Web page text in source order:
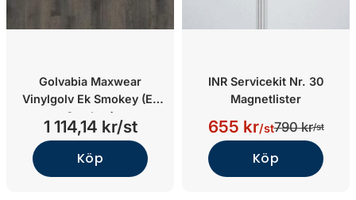
Golvabia Maxwear
Vinylgolv Ek Smokey (Ek
Smokey)
1 114,14 kr/st
Köp
INR Servicekit Nr. 30
Magnetlister
655 kr/st790 kr/st
Köp